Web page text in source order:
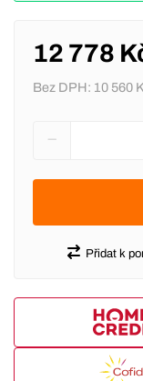
12 778
Bez DPH: 10 560
Přidat k